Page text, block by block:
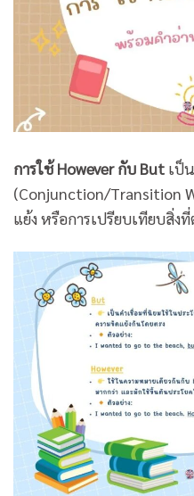
การใช้ However กับ But เป็
(Conjunction/Transition
แย้ง หรือการเปรียบเทียบสิ่ง